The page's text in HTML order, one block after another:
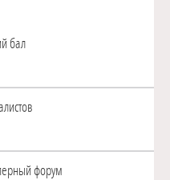
бал
форум